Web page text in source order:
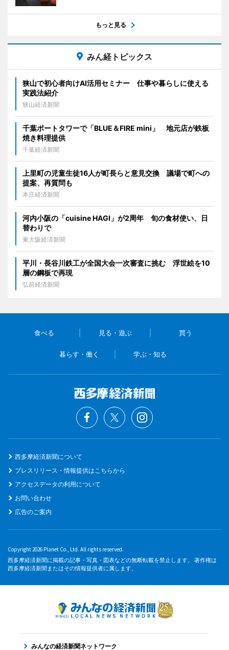
もっと見る
みん経トピックス
狭山で初心者向けAI活用セミナー 仕事や暮らしに使える
実践法紹介
狭山経済新聞
千葉ポートタワーで「BLUE＆FIRE mini」 地元店が鉄板
焼き料理提供
千葉経済新聞
上里町の児童生徒16人が町長らと意見交換 議場で町への
提案、再質問も
本庄経済新聞
河内小阪の「cuisine HAGI」が2周年 旬の食材使い、日
替わりで
東大阪経済新聞
平川・長谷川鉄工が全国大会一次審査に挑む 浮世絵を10
層の鋼板で再現
弘前経済新聞
食べる 見る・遊ぶ 買う
暮らす・働く 学ぶ・知る
西多摩経済新聞について
プレスリリース・情報提供はこちらから
アクセスデータの利用について
お問い合わせ
広告のご案内
Copyright 2026 Planet Co., Ltd. All rights reserved.
西多摩経済新聞に掲載の記事・写真・図表などの無断転載を禁止します。 著作権は
西多摩経済新聞またはその情報提供者に属します。
みんなの経済新聞ネットワーク